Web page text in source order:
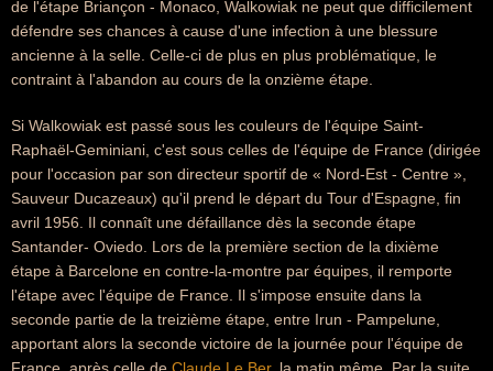
de l'étape Briançon - Monaco, Walkowiak ne peut que difficilement
défendre ses chances à cause d'une infection à une blessure
ancienne à la selle. Celle-ci de plus en plus problématique, le
contraint à l'abandon au cours de la onzième étape.
Si Walkowiak est passé sous les couleurs de l'équipe Saint-
Raphaël-Geminiani, c'est sous celles de l'équipe de France (dirigée
pour l'occasion par son directeur sportif de « Nord-Est - Centre »,
Sauveur Ducazeaux) qu'il prend le départ du Tour d'Espagne, fin
avril 1956. Il connaît une défaillance dès la seconde étape
Santander- Oviedo. Lors de la première section de la dixième
étape à Barcelone en contre-la-montre par équipes, il remporte
l'étape avec l'équipe de France. Il s'impose ensuite dans la
seconde partie de la treizième étape, entre Irun - Pampelune,
apportant alors la seconde victoire de la journée pour l'équipe de